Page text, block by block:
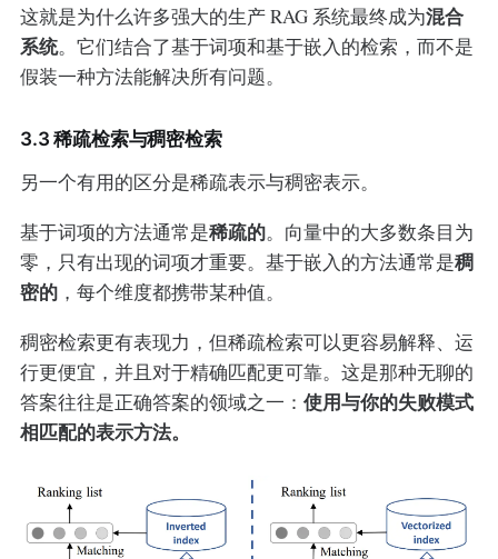
这就是为什么许多强大的生产 RAG 系统最终成为混合
系统。它们结合了基于词项和基于嵌入的检索，而不是
假装一种方法能解决所有问题。
3.3 稀疏检索与稠密检索
另一个有用的区分是稀疏表示与稠密表示。
基于词项的方法通常是稀疏的。向量中的大多数条目为
零，只有出现的词项才重要。基于嵌入的方法通常是稠
密的，每个维度都携带某种值。
稠密检索更有表现力，但稀疏检索可以更容易解释、运
行更便宜，并且对于精确匹配更可靠。这是那种无聊的
答案往往是正确答案的领域之一： 使用与你的失败模式
相匹配的表示方法。